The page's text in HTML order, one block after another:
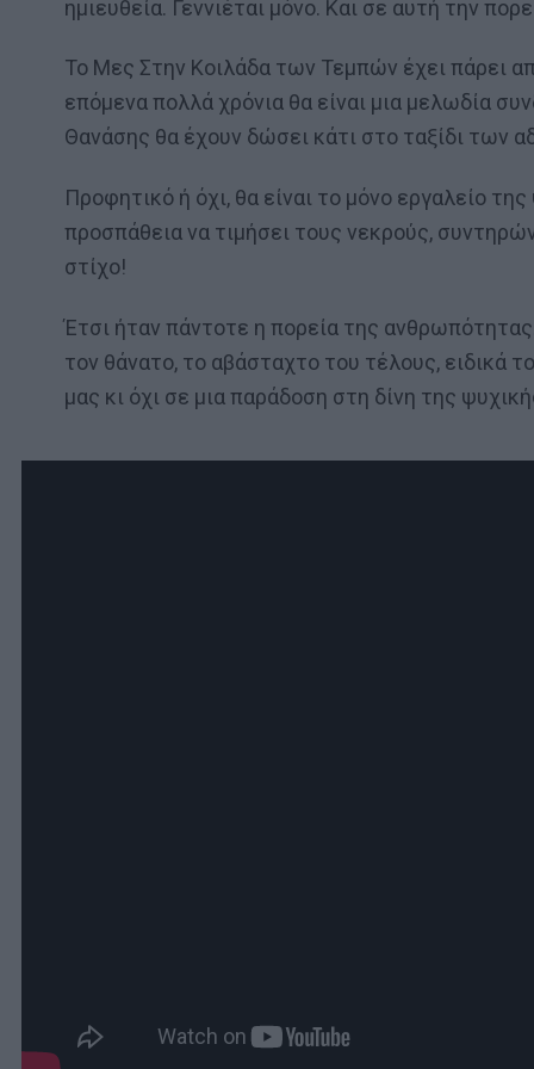
ημιευθεία. Γεννιέται μόνο. Και σε αυτή την
Το Μες Στην Κοιλάδα των Τεμπών έχει πάρει
επόμενα πολλά χρόνια θα είναι μια μελωδία
Θανάσης θα έχουν δώσει κάτι στο ταξίδι των
Προφητικό ή όχι, θα είναι το μόνο εργαλείο
προσπάθεια να τιμήσει τους νεκρούς,
στίχο!
Έτσι ήταν πάντοτε η πορεία της
τον θάνατο, το αβάσταχτο του τέλους, ειδικά
μας κι όχι σε μια παράδοση στη δίνη της